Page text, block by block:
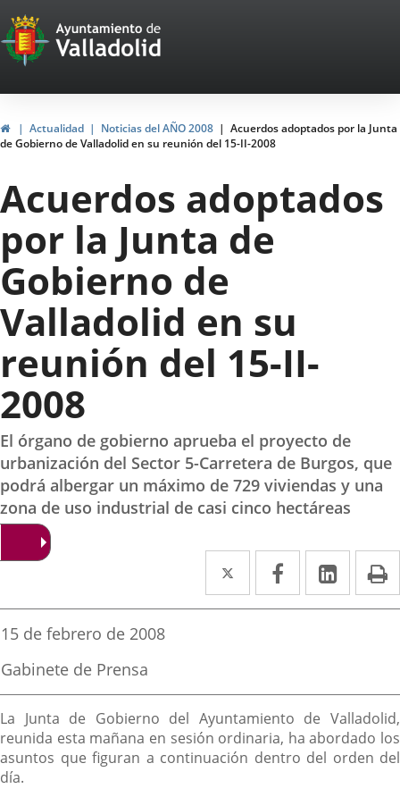
Portal
Web
del
Ayuntamiento
de
Valladolid
InicioActualidad Noticias del AÑO 2008
Acuerdos adoptados por la Junta
de Gobierno de Valladolid en su reunión del 15-II-2008
Acuerdos adoptados
por la Junta de
Gobierno de
Valladolid en su
reunión del 15-II-
2008
El órgano de gobierno aprueba el proyecto de
urbanización del Sector 5-Carretera de Burgos, que
podrá albergar un máximo de 729 viviendas y una
zona de uso industrial de casi cinco hectáreas
Twitter
Enlace
a
externa.
Facebook
Enlace
a
externa.
Enlace
a
Fecha
la
noticia
15 de febrero de 2008
Fuente
la
noticia
Gabinete de Prensa
Descripción
La Junta de Gobierno del Ayuntamiento de Valladolid,
reunida esta mañana en sesión ordinaria, ha abordado los
asuntos que figuran a continuación dentro del orden del
día.